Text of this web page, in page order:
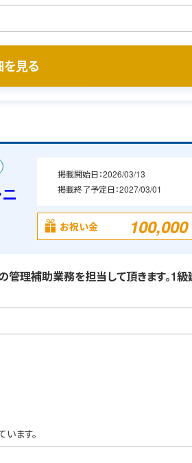
見る
掲載開始日：2026/03/13
掲載終了予定日：2027/03/01
お祝い金 100,000
理補助業務を担当して頂きます。1級
ます。